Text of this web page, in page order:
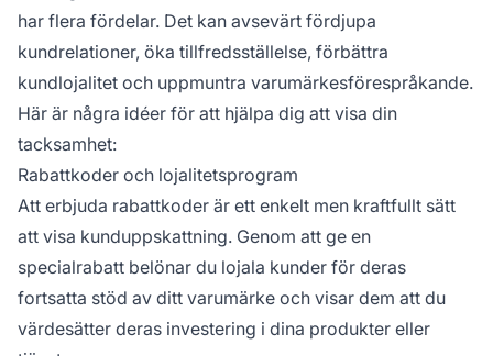
har flera fördelar. Det kan avsevärt fördjupa
kundrelationer, öka tillfredsställelse, förbättra
kundlojalitet och uppmuntra varumärkesförespråkande.
Här är några idéer för att hjälpa dig att visa din
tacksamhet:
Rabattkoder och lojalitetsprogram
Att erbjuda rabattkoder är ett enkelt men kraftfullt sätt
att visa kunduppskattning. Genom att ge en
specialrabatt belönar du lojala kunder för deras
fortsatta stöd av ditt varumärke och visar dem att du
värdesätter deras investering i dina produkter eller